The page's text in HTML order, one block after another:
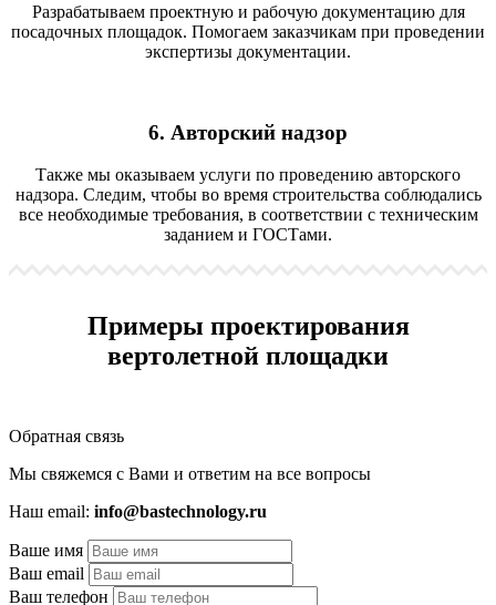
Разрабатываем проектную и рабочую документацию для
посадочных площадок. Помогаем заказчикам при проведении
экспертизы документации.
6. Авторский надзор
Также мы оказываем услуги по проведению авторского
надзора. Следим, чтобы во время строительства соблюдались
все необходимые требования, в соответствии с техническим
заданием и ГОСТами.
Примеры проектирования
вертолетной площадки
Обратная связь
Мы свяжемся с Вами и ответим на все вопросы
Наш email: info@bastechnology.ru
Ваше имя
Ваш email
Ваш телефон